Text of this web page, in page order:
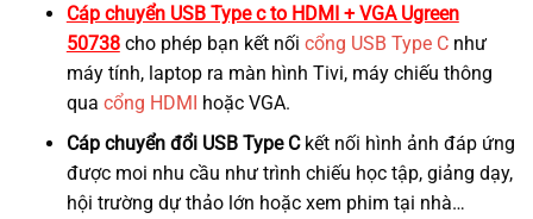
Cáp chuyển USB Type c to HDMI + VGA Ugreen
50738 cho phép bạn kết nối cổng USB Type Cnhư
máy tính, laptop ra màn hình Tivi, máy chiếu thông
qua cổng HDMI hoặc VGA.
Cáp chuyển đổi USB Type Ckết nối hình ảnh đáp ứng
được moi nhu cầu như trình chiếu học tập, giảng dạy,
hội trường dự thảo lớn hoặc xem phim tại nhà…